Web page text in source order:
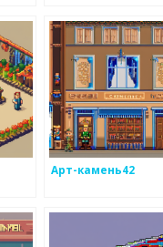
Арт-камень42